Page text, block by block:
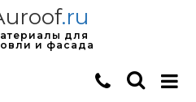
.ru
для
и фасада